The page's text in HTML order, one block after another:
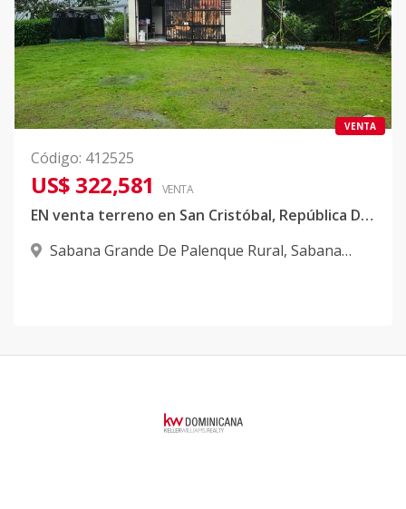
VENTA
Código: 412525
US$ 322,581 VENTA
EN venta terreno en San Cristóbal, República Dominicana, apto para villas e inversiones de lujo, tambien apto para la agricultura
Sabana Grande De Palenque Rural, Sabana